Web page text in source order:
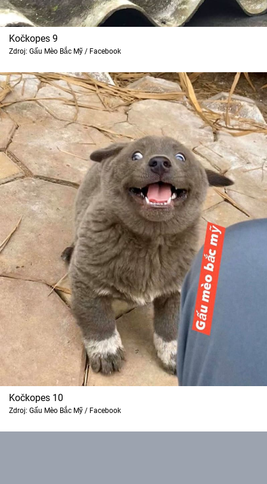
Kočkopes 9
Zdroj: Gấu Mèo Bắc Mỹ / Facebook
Kočkopes 10
Zdroj: Gấu Mèo Bắc Mỹ / Facebook